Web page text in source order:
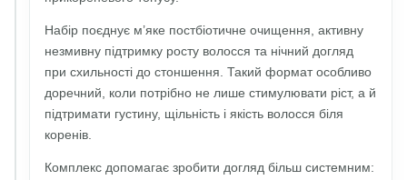
Набір поєднує м’яке постбіотичне очищення, активну
незмивну підтримку росту волосся та нічний догляд
при схильності до стоншення. Такий формат особливо
доречний, коли потрібно не лише стимулювати ріст, а й
підтримати густину, щільність і якість волосся біля
коренів.
Комплекс допомагає зробити догляд більш системним: